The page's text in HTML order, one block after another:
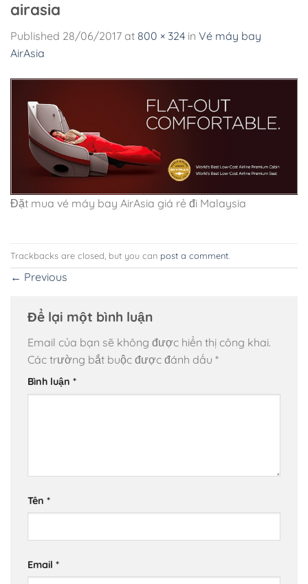
airasia
Published 28/06/2017 at 800 × 324 in Vé máy bay
AirAsia
Đặt mua vé máy bay AirAsia giá rẻ đi Malaysia
Trackbacks are closed, but you can post a comment
← Previous
Để lại một bình luận
Email của bạn sẽ không được hiển thị công khai.
Các trường bắt buộc được đánh dấu *
Bình luận *
Tên *
Email *